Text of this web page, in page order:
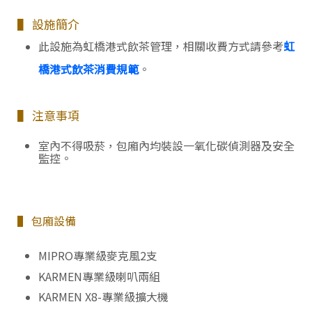
▌ 設施簡介
此設施為虹橋港式飲茶管理，相關收費方式請參考虹
橋港式飲茶消費規範。
▌ 注意事項
室內不得吸菸，包廂內均裝設一氧化碳偵測器及安全
監控。
▌ 包廂設備
MIPRO專業級麥克風2支
KARMEN專業級喇叭兩組
KARMEN X8-專業級擴大機